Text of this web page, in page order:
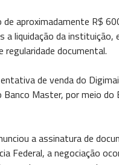
aproximadamente R$
a liquidação da
documental.
de venda do
Master, por meio do
a assinatura de
Federal, a negociação